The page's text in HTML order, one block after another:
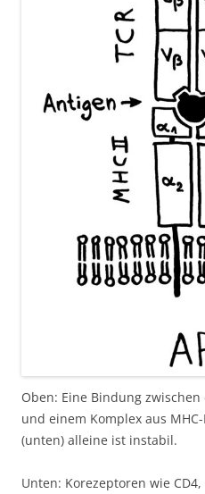
Oben: Eine Bindung
und einem Komplex aus
(unten) alleine ist instabil.
Unten: Korezeptoren wie